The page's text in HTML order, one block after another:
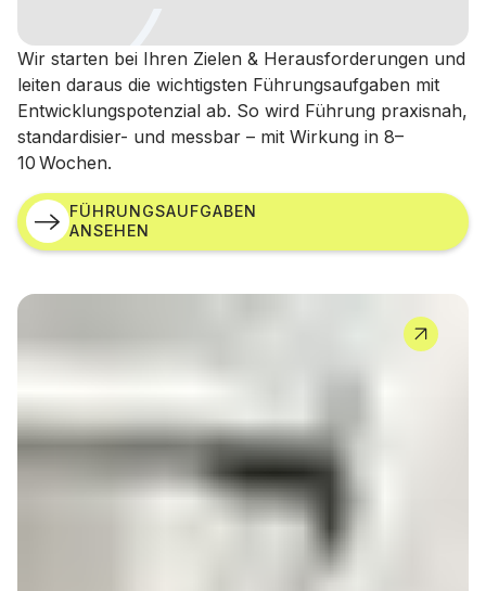
Wir starten bei Ihren Zielen & Herausforderungen und
leiten daraus die wichtigsten Führungsaufgaben mit
Entwicklungspotenzial ab. So wird Führung praxisnah,
standardisier- und messbar – mit Wirkung in 8–
10 Wochen.
FÜHRUNGSAUFGABEN
ANSEHEN